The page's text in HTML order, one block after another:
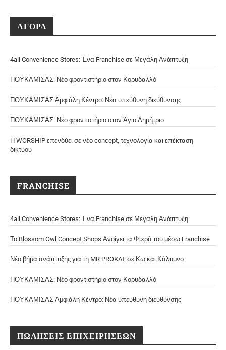
ΑΓΟΡΑ
4all Convenience Stores: Ένα Franchise σε Μεγάλη Ανάπτυξη
ΠΟΥΚΑΜΙΣΑΣ: Νέο φροντιστήριο στον Κορυδαλλό
ΠΟΥΚΑΜΙΣΑΣ Αμφιάλη Κέντρο: Νέα υπεύθυνη διεύθυνσης
ΠΟΥΚΑΜΙΣΑΣ: Νέο φροντιστήριο στον Άγιο Δημήτριο
Η WORSHIP επενδύει σε νέο concept, τεχνολογία και επέκταση
δικτύου
FRANCHISE
4all Convenience Stores: Ένα Franchise σε Μεγάλη Ανάπτυξη
Το Blossom Owl Concept Shops Ανοίγει τα Φτερά του μέσω Franchise
Νέο βήμα ανάπτυξης για τη MR PROKAT σε Κω και Κάλυμνο
ΠΟΥΚΑΜΙΣΑΣ: Νέο φροντιστήριο στον Κορυδαλλό
ΠΟΥΚΑΜΙΣΑΣ Αμφιάλη Κέντρο: Νέα υπεύθυνη διεύθυνσης
ΠΩΛΗΣΕΙΣ ΕΠΙΧΕΙΡΗΣΕΩΝ